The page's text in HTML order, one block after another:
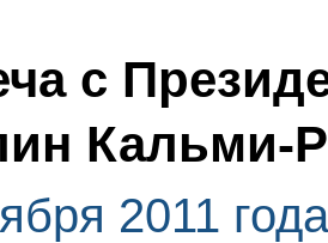
с
Кальми-
2011 года